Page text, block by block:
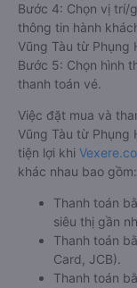
Bước 4: Chọn vị trí/
thông tin hành
Vũng Tàu từ Phụng
Bước 5: Chọn hình
thanh toán vé.
Việc đặt mua và
Vũng Tàu từ Phụng
tiện lợi khi
khác nhau bao gồm:
Thanh toán
siêu thị gần
Thanh toán
Card, JCB).
Thanh toán